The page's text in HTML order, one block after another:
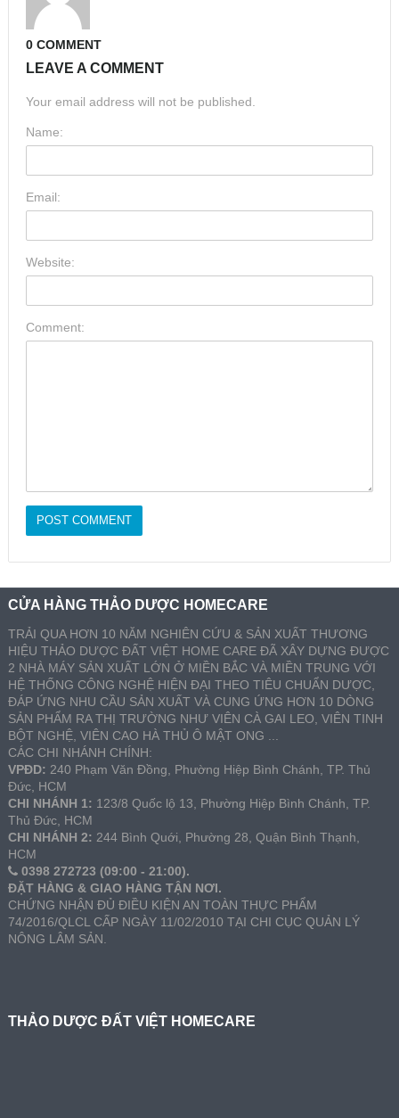
0 COMMENT
LEAVE A COMMENT
Your email address will not be published.
Name:
Email:
Website:
Comment:
CỬA HÀNG THẢO DƯỢC HOMECARE
TRẢI QUA HƠN 10 NĂM NGHIÊN CỨU & SẢN XUẤT THƯƠNG
HIỆU THẢO DƯỢC ĐẤT VIỆT HOME CARE ĐÃ XÂY DỰNG ĐƯỢC
2 NHÀ MÁY SẢN XUẤT LỚN Ở MIỀN BẮC VÀ MIỀN TRUNG VỚI
HỆ THỐNG CÔNG NGHỆ HIỆN ĐẠI THEO TIÊU CHUẨN DƯỢC,
ĐÁP ỨNG NHU CẦU SẢN XUẤT VÀ CUNG ỨNG HƠN 10 DÒNG
SẢN PHẨM RA THỊ TRƯỜNG NHƯ VIÊN CÀ GAI LEO, VIÊN TINH
BỘT NGHỆ, VIÊN CAO HÀ THỦ Ô MẬT ONG ...
CÁC CHI NHÁNH CHÍNH:
VPĐD: 240 Phạm Văn Đồng, Phường Hiệp Bình Chánh, TP. Thủ
Đức, HCM
CHI NHÁNH 1: 123/8 Quốc lộ 13, Phường Hiệp Bình Chánh, TP.
Thủ Đức, HCM
CHI NHÁNH 2: 244 Bình Quới, Phường 28, Quận Bình Thạnh,
HCM
0398 272723 (09:00 - 21:00).
ĐẶT HÀNG & GIAO HÀNG TẬN NƠI.
CHỨNG NHẬN ĐỦ ĐIỀU KIỆN AN TOÀN THỰC PHẨM
74/2016/QLCL CẤP NGÀY 11/02/2010 TẠI CHI CỤC QUẢN LÝ
NÔNG LÂM SẢN.
THẢO DƯỢC ĐẤT VIỆT HOMECARE